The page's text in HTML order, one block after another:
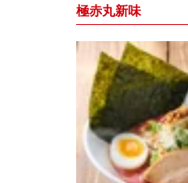
極赤丸新味